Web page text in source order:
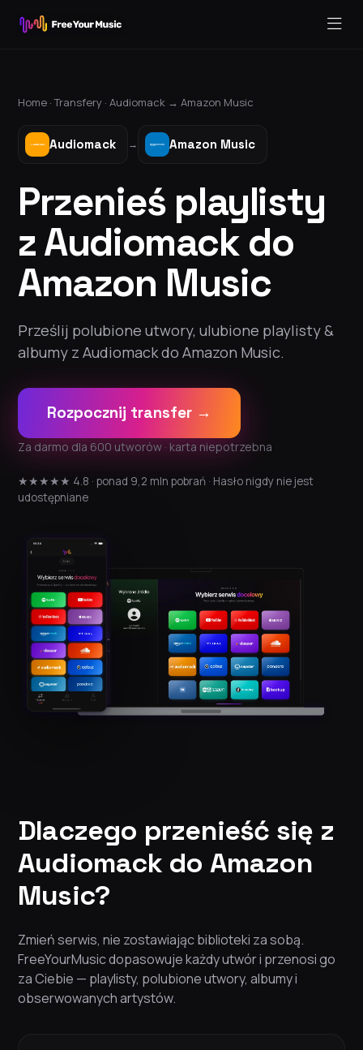
Home ·Transfery · Audiomack → Amazon Music
Audiomack → Amazon Music
Przenieś playlisty
z Audiomack do
Amazon Music
Prześlij polubione utwory, ulubione playlisty &
albumy z Audiomack do Amazon Music.
Rozpocznij transfer →
Za darmo dla 600 utworów · karta niepotrzebna
★★★★★ 4.8 · ponad 9,2 mln pobrań · Hasło nigdy nie jest
udostępniane
Dlaczego przenieść się z
Audiomack do Amazon
Music?
Zmień serwis, nie zostawiając biblioteki za sobą.
FreeYourMusic dopasowuje każdy utwór i przenosi go
za Ciebie — playlisty, polubione utwory, albumy i
obserwowanych artystów.